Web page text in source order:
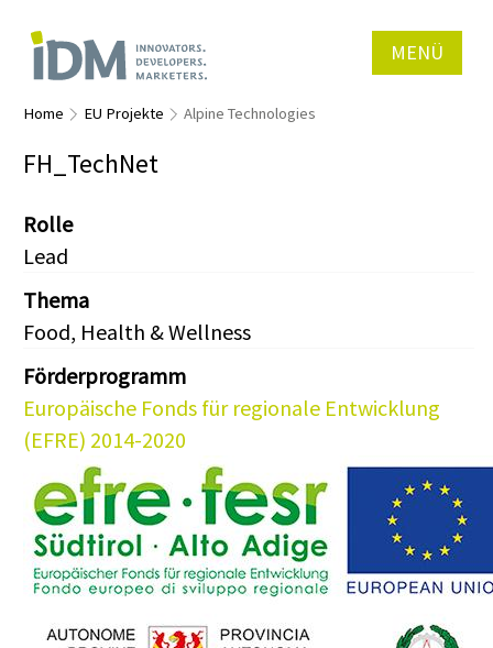
MENÜ
Home EU Projekte Alpine Technologies
FH_TechNet
Rolle
Lead
Thema
Food, Health & Wellness
Förderprogramm
Europäische Fonds für regionale Entwicklung
(EFRE) 2014-2020